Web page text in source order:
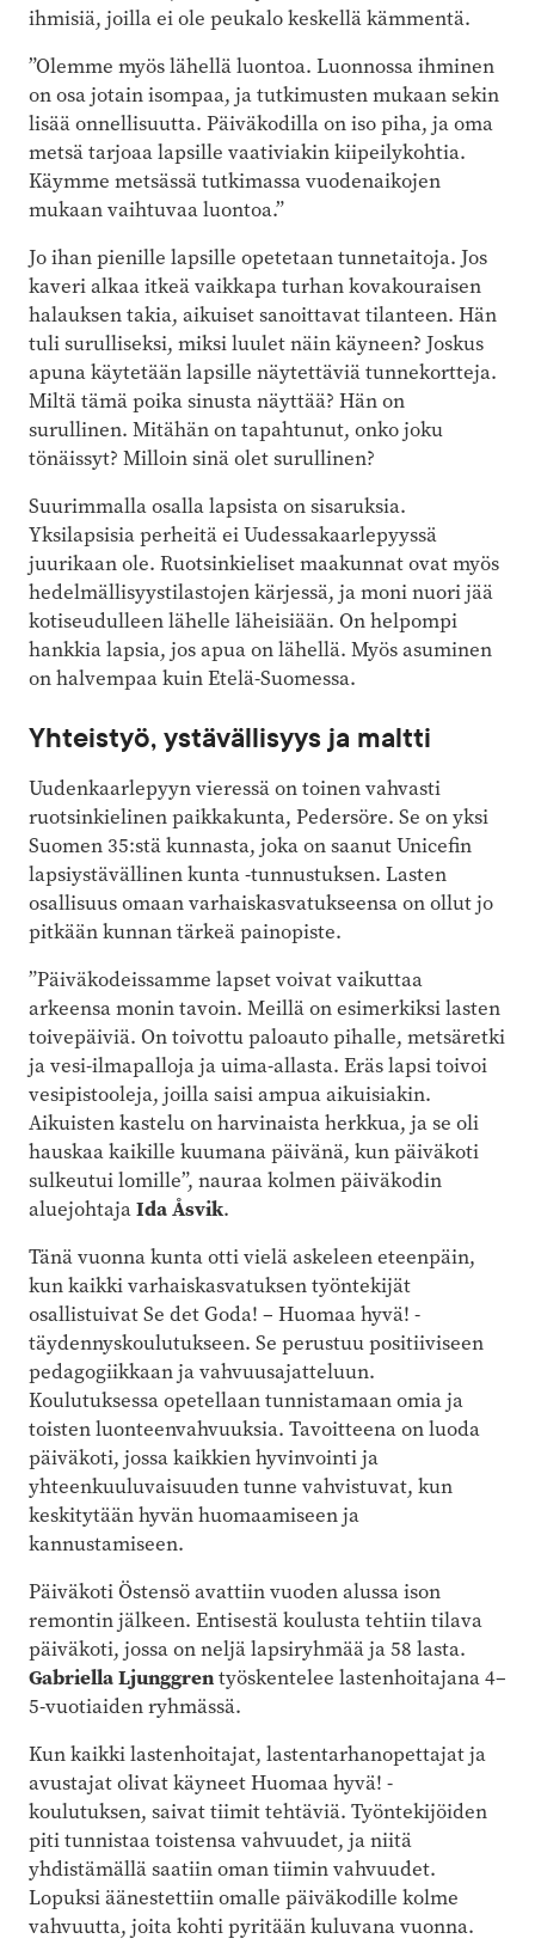
ihmisiä, joilla ei ole peukalo keskellä kämmentä.
”Olemme myös lähellä luontoa. Luonnossa ihminen
on osa jotain isompaa, ja tutkimusten mukaan sekin
lisää onnellisuutta. Päiväkodilla on iso piha, ja oma
metsä tarjoaa lapsille vaativiakin kiipeilykohtia.
Käymme metsässä tutkimassa vuodenaikojen
mukaan vaihtuvaa luontoa.”
Jo ihan pienille lapsille opetetaan tunnetaitoja. Jos
kaveri alkaa itkeä vaikkapa turhan kovakouraisen
halauksen takia, aikuiset sanoittavat tilanteen. Hän
tuli surulliseksi, miksi luulet näin käyneen? Joskus
apuna käytetään lapsille näytettäviä tunnekortteja.
Miltä tämä poika sinusta näyttää? Hän on
surullinen. Mitähän on tapahtunut, onko joku
tönäissyt? Milloin sinä olet surullinen?
Suurimmalla osalla lapsista on sisaruksia.
Yksilapsisia perheitä ei Uudessakaarlepyyssä
juurikaan ole. Ruotsinkieliset maakunnat ovat myös
hedelmällisyystilastojen kärjessä, ja moni nuori jää
kotiseudulleen lähelle läheisiään. On helpompi
hankkia lapsia, jos apua on lähellä. Myös asuminen
on halvempaa kuin Etelä-Suomessa.
Yhteistyö, ystävällisyys ja maltti
Uudenkaarlepyyn vieressä on toinen vahvasti
ruotsinkielinen paikkakunta, Pedersöre. Se on yksi
Suomen 35:stä kunnasta, joka on saanut Unicefin
lapsiystävällinen kunta -tunnustuksen. Lasten
osallisuus omaan varhaiskasvatukseensa on ollut jo
pitkään kunnan tärkeä painopiste.
”Päiväkodeissamme lapset voivat vaikuttaa
arkeensa monin tavoin. Meillä on esimerkiksi lasten
toivepäiviä. On toivottu paloauto pihalle, metsäretki
ja vesi-ilmapalloja ja uima-allasta. Eräs lapsi toivoi
vesipistooleja, joilla saisi ampua aikuisiakin.
Aikuisten kastelu on harvinaista herkkua, ja se oli
hauskaa kaikille kuumana päivänä, kun päiväkoti
sulkeutui lomille”, nauraa kolmen päiväkodin
aluejohtajaIda Åsvik.
Tänä vuonna kunta otti vielä askeleen eteenpäin,
kun kaikki varhaiskasvatuksen työntekijät
osallistuivat Se det Goda! – Huomaa hyvä! -
täydennyskoulutukseen. Se perustuu positiiviseen
pedagogiikkaan ja vahvuusajatteluun.
Koulutuksessa opetellaan tunnistamaan omia ja
toisten luonteenvahvuuksia. Tavoitteena on luoda
päiväkoti, jossa kaikkien hyvinvointi ja
yhteenkuuluvaisuuden tunne vahvistuvat, kun
keskitytään hyvän huomaamiseen ja
kannustamiseen.
Päiväkoti Östensö avattiin vuoden alussa ison
remontin jälkeen. Entisestä koulusta tehtiin tilava
päiväkoti, jossa on neljä lapsiryhmää ja 58 lasta.
Gabriella Ljunggrentyöskentelee lastenhoitajana 4–
5-vuotiaiden ryhmässä.
Kun kaikki lastenhoitajat, lastentarhanopettajat ja
avustajat olivat käyneet Huomaa hyvä! -
koulutuksen, saivat tiimit tehtäviä. Työntekijöiden
piti tunnistaa toistensa vahvuudet, ja niitä
yhdistämällä saatiin oman tiimin vahvuudet.
Lopuksi äänestettiin omalle päiväkodille kolme
vahvuutta, joita kohti pyritään kuluvana vuonna.